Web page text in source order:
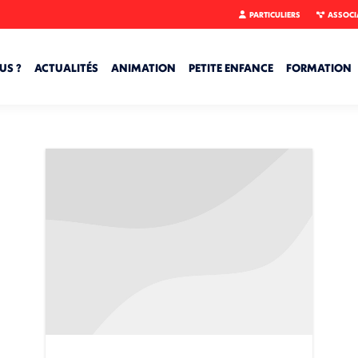
PARTICULIERS
? ACTUALITÉS ANIMATION PETITE ENFANCE FORMATION